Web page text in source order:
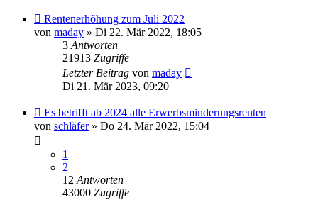
Rentenerhõhung zum Juli 2022
von maday » Di 22. Mär 2022, 18:05
3Antworten
21913 Zugriffe
Letzter Beitrag von maday
Di 21. Mär 2023, 09:20
Es betrifft ab 2024 alle Erwerbsminderungsrenten
von schläfer» Do 24. Mär 2022, 15:04
1
2
12Antworten
43000 Zugriffe